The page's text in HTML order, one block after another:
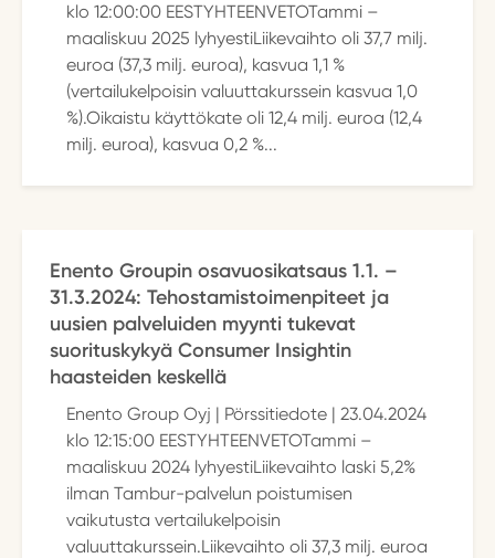
klo 12:00:00 EESTYHTEENVETOTammi –
maaliskuu 2025 lyhyestiLiikevaihto oli 37,7 milj.
euroa (37,3 milj. euroa), kasvua 1,1 %
(vertailukelpoisin valuuttakurssein kasvua 1,0
%).Oikaistu käyttökate oli 12,4 milj. euroa (12,4
milj. euroa), kasvua 0,2 %...
Enento Groupin osavuosikatsaus 1.1. –
31.3.2024: Tehostamistoimenpiteet ja
uusien palveluiden myynti tukevat
suorituskykyä Consumer Insightin
haasteiden keskellä
Enento Group Oyj | Pörssitiedote | 23.04.2024
klo 12:15:00 EESTYHTEENVETOTammi –
maaliskuu 2024 lyhyestiLiikevaihto laski 5,2%
ilman Tambur-palvelun poistumisen
vaikutusta vertailukelpoisin
valuuttakurssein.Liikevaihto oli 37,3 milj. euroa